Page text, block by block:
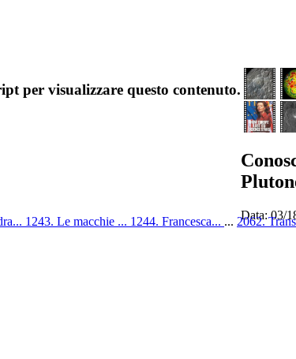
per visualizzare questo contenuto.
Data: 03/
1243. Le macchie ... 1244. Francesca... ... 2062.